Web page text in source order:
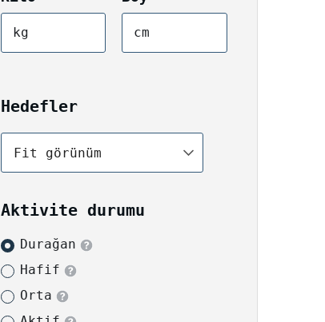
kg cm
Hedefler
Fit görünüm
Aktivite durumu
Durağan
Hafif
Orta